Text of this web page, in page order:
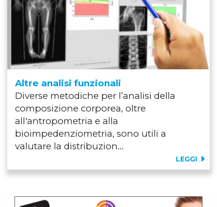
Altre analisi funzionali
Diverse metodiche per l’analisi della
composizione corporea, oltre
all'antropometria e alla
bioimpedenziometria, sono utili a
valutare la distribuzion...
LEGGI